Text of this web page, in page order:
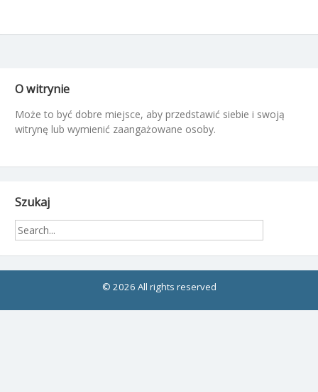
O witrynie
Może to być dobre miejsce, aby przedstawić siebie i swoją
witrynę lub wymienić zaangażowane osoby.
Szukaj
© 2026 All rights reserved